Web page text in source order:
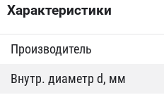
Характеристики
Производитель
Внутр. диаметр d, мм